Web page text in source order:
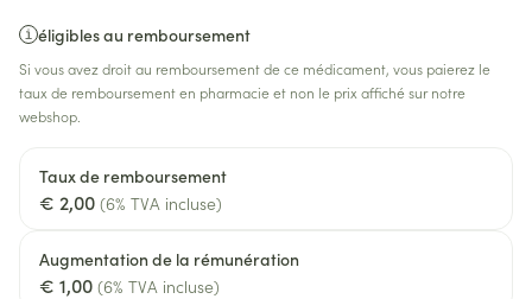
éligibles au remboursement
Si vous avez droit au remboursement de ce médicament, vous paierez le
taux de remboursement en pharmacie et non le prix affiché sur notre
webshop.
Taux de remboursement
€ 2,00 (6% TVA incluse)
Augmentation de la rémunération
€ 1,00 (6% TVA incluse)